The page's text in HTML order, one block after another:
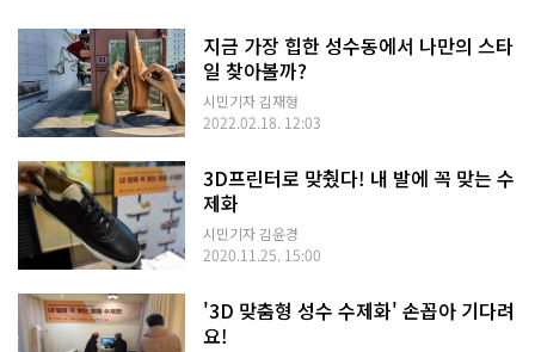
지금 가장 힙한 성수동에서 나만의 스타
일 찾아볼까?
시민기자 김재형
2022.02.18. 12:03
3D프린터로 맞췄다! 내 발에 꼭 맞는 수
제화
시민기자 김윤경
2020.11.25. 15:00
'3D 맞춤형 성수 수제화' 손꼽아 기다려
요!